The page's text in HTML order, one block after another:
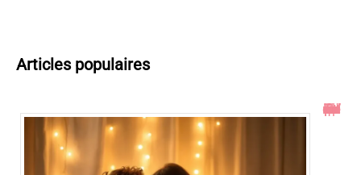
Articles populaires
Toucher le col de l’utérus pendant un rapport : ce qu’il faut savoir